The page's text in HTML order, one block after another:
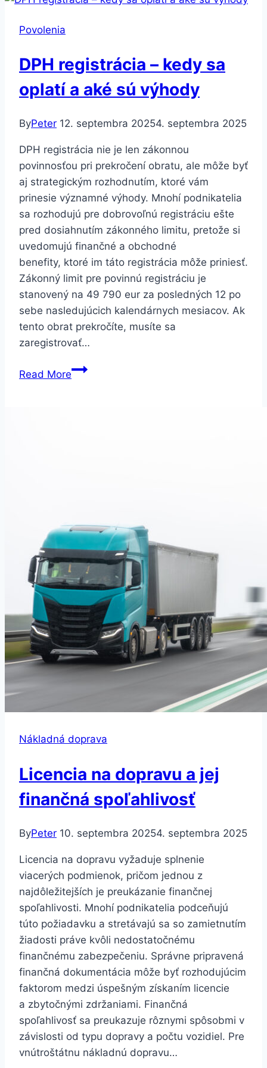
licencií
ich
na
podnikanie
Povolenia
DPH registrácia – kedy sa
oplatí a aké sú výhody
ByPeter 12. septembra 20254. septembra 2025
DPH registrácia nie je len zákonnou
povinnosťou pri prekročení obratu, ale môže byť
aj strategickým rozhodnutím, ktoré vám
prinesie významné výhody. Mnohí podnikatelia
sa rozhodujú pre dobrovoľnú registráciu ešte
pred dosiahnutím zákonného limitu, pretože si
uvedomujú finančné a obchodné
benefity, ktoré im táto registrácia môže priniesť.
Zákonný limit pre povinnú registráciu je
stanovený na 49 790 eur za posledných 12 po
sebe nasledujúcich kalendárnych mesiacov. Ak
tento obrat prekročíte, musíte sa
zaregistrovať…
Read MoreDPH
Nákladná doprava
Licencia na dopravu a jej
finančná spoľahlivosť
ByPeter 10. septembra 20254. septembra 2025
Licencia na dopravu vyžaduje splnenie
viacerých podmienok, pričom jednou z
najdôležitejších je preukázanie finančnej
spoľahlivosti. Mnohí podnikatelia podceňujú
túto požiadavku a stretávajú sa so zamietnutím
žiadosti práve kvôli nedostatočnému
finančnému zabezpečeniu. Správne pripravená
finančná dokumentácia môže byť rozhodujúcim
faktorom medzi úspešným získaním licencie
a zbytočnými zdržaniami. Finančná
spoľahlivosť sa preukazuje rôznymi spôsobmi v
závislosti od typu dopravy a počtu vozidiel. Pre
vnútroštátnu nákladnú dopravu…